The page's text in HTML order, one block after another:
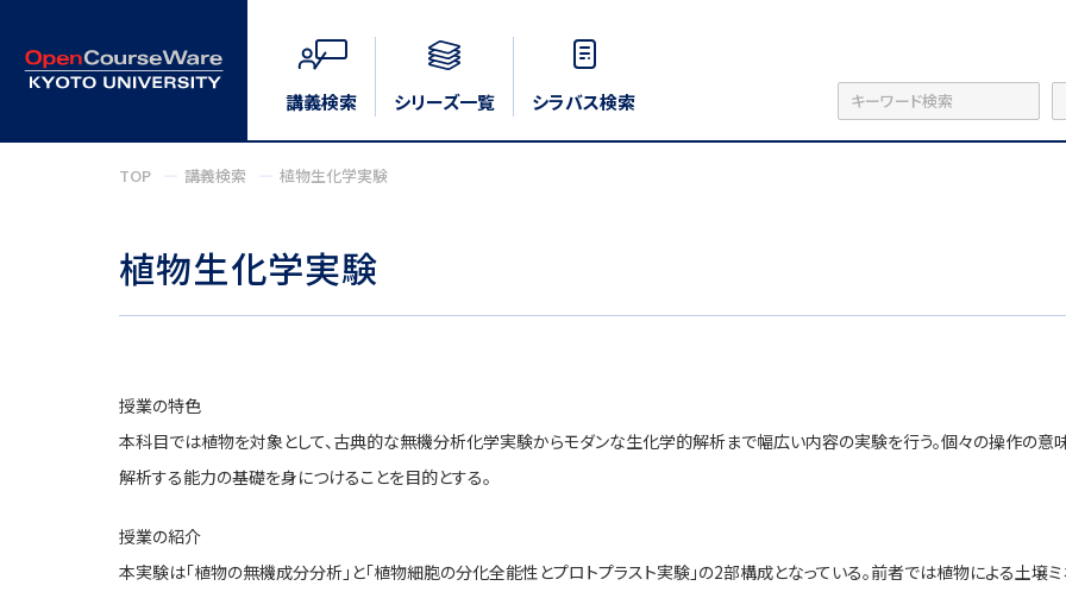
講義検索 シリーズ一覧 シラバス検索
TOP 講義検索 植物生化学実験
植物生化学実験
授業の特色
本科目では植物を対象として、古典的な無機分析化学実験からモダンな生化学的解析まで幅広い内容の実験を行う。個々の操作の
解析する能力の基礎を身につけることを目的とする。
授業の紹介
本実験は「植物の無機成分分析」と「植物細胞の分化全能性とプロトプラスト実験」の2部構成となっている。前者では植物による土